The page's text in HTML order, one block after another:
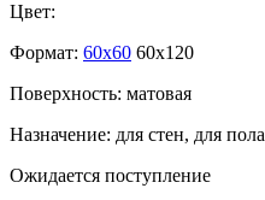
Цвет:
Формат: 60x60 60x120
Поверхность: матовая
Назначение: для стен, для пола
Ожидается поступление